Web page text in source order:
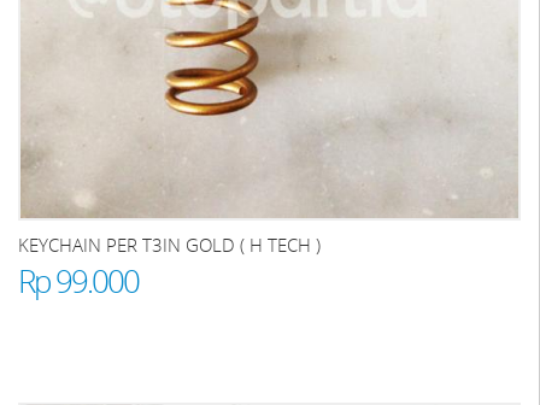
KEYCHAIN PER T3IN GOLD ( H TECH )
Rp 99.000